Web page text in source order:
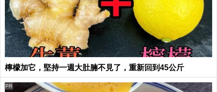
檸檬加它，堅持一週大肚腩不見了，重新回到45公斤
PR